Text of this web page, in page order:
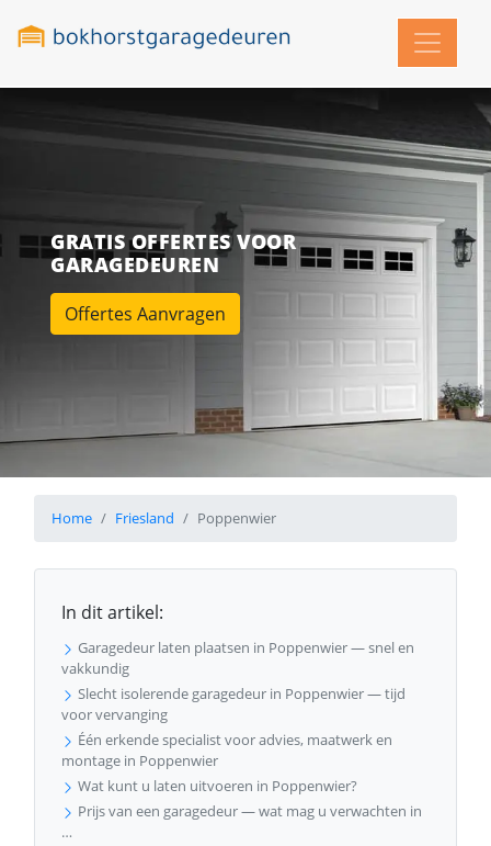
GRATIS OFFERTES VOOR
GARAGEDEUREN
Offertes Aanvragen
Home Friesland Poppenwier
In dit artikel:
Garagedeur laten plaatsen in Poppenwier — snel en
vakkundig
Slecht isolerende garagedeur in Poppenwier — tijd
voor vervanging
Één erkende specialist voor advies, maatwerk en
montage in Poppenwier
Wat kunt u laten uitvoeren in Poppenwier?
Prijs van een garagedeur — wat mag u verwachten in
…